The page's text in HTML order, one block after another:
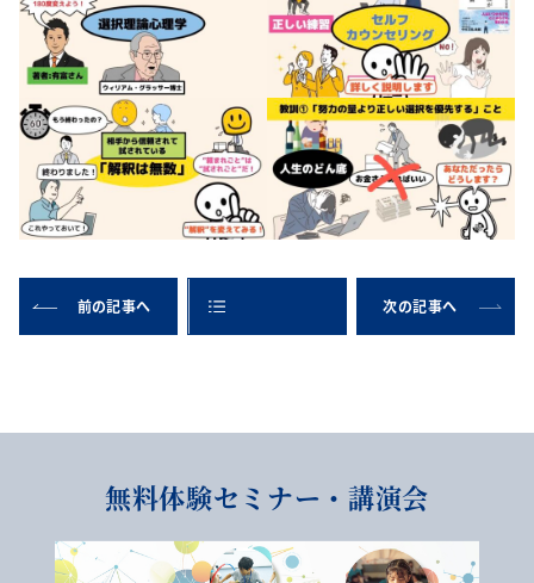
前の記事へ 次の記事へ
無料体験セミナー・講演会